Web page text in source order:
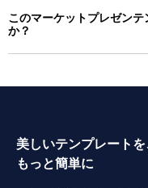
このマーケットプレゼン
か？
美しいテンプレートを
もっと簡単に